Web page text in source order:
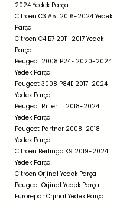
2024 Yedek Parça
Citroen C3 A51 2016-2024 Yedek
Parça
Citroen C4 B7 2011-2017 Yedek
Parça
Peugeot 2008 P24E 2020-2024
Yedek Parça
Peugeot 3008 P84E 2017-2024
Yedek Parça
Peugeot Rifter L1 2018-2024
Yedek Parça
Peugeot Partner 2008-2018
Yedek Parça
Citroen Berlingo K9 2019-2024
Yedek Parça
Citroen Orjinal Yedek Parça
Peugeot Orjinal Yedek Parça
Eurorepar Orjinal Yedek Parça